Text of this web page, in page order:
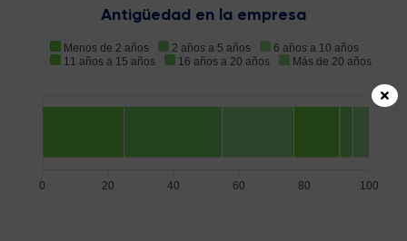
Antigüedad en la empresa
Menos de 2 años 2 años a 5 años
6 años a 10 años
11 años a 15 años
16 años a 20 años Más de 20 años
100
80
60
40
20
0